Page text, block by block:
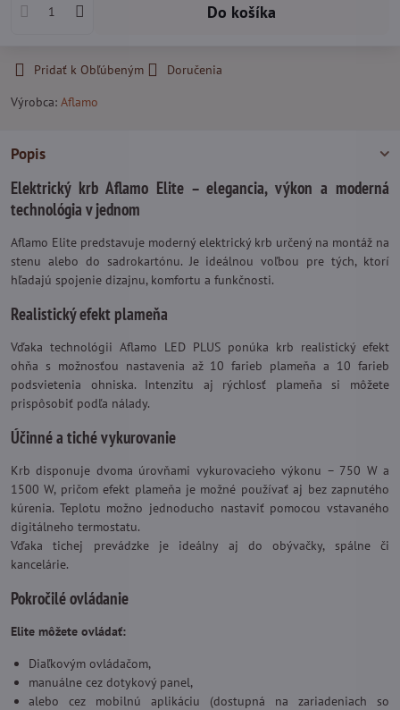
Do košíka
Pridať k Obľúbeným
Doručenia
Výrobca: Aflamo
Popis
Elektrický krb Aflamo Elite – elegancia, výkon a moderná
technológia v jednom
Aflamo Elite predstavuje moderný elektrický krb určený na montáž na
stenu alebo do sadrokartónu. Je ideálnou voľbou pre tých, ktorí
hľadajú spojenie dizajnu, komfortu a funkčnosti.
Realistický efekt plameňa
Vďaka technológii Aflamo LED PLUS ponúka krb realistický efekt
ohňa s možnosťou nastavenia až 10 farieb plameňa a 10 farieb
podsvietenia ohniska. Intenzitu aj rýchlosť plameňa si môžete
prispôsobiť podľa nálady.
Účinné a tiché vykurovanie
Krb disponuje dvoma úrovňami vykurovacieho výkonu – 750 W a
1500 W, pričom efekt plameňa je možné používať aj bez zapnutého
kúrenia. Teplotu možno jednoducho nastaviť pomocou vstavaného
digitálneho termostatu.
Vďaka tichej prevádzke je ideálny aj do obývačky, spálne či
kancelárie.
Pokročilé ovládanie
Elite môžete ovládať:
Diaľkovým ovládačom,
manuálne cez dotykový panel,
alebo cez mobilnú aplikáciu (dostupná na zariadeniach so